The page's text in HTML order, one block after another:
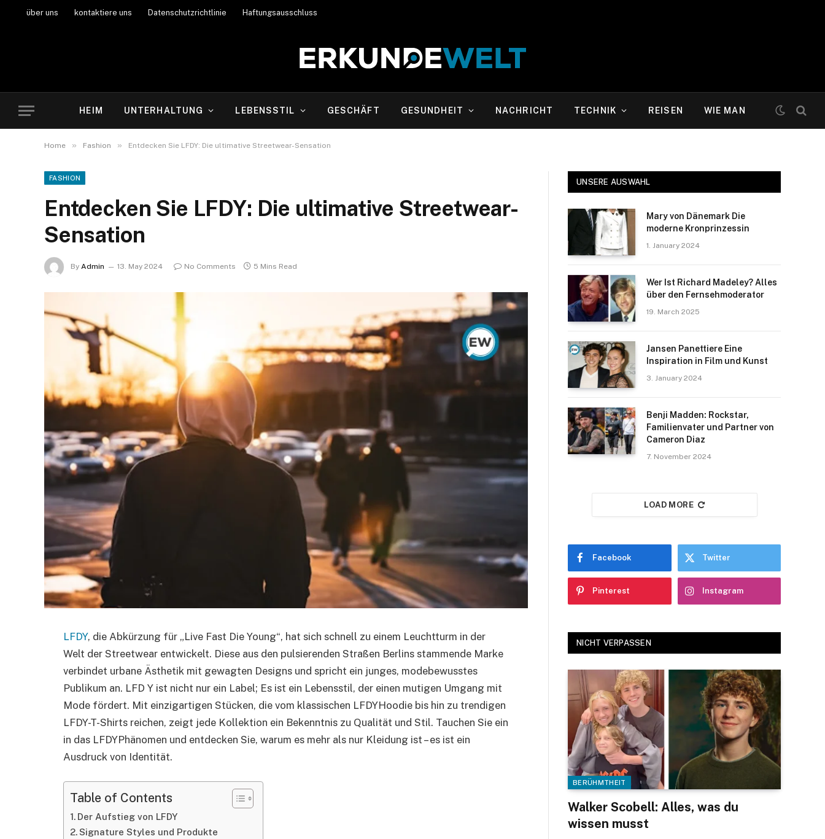
über uns kontaktiere uns Datenschutzrichtlinie Haftungsausschluss
HEIM UNTERHALTUNG LEBENSSTIL GESCHÄFT GESUNDHEIT NACHRICHT TECHNIK REISEN WIE MAN
Home » Fashion » Entdecken Sie LFDY: Die ultimative Streetwear-Sensation
FASHION
Entdecken Sie LFDY: Die ultimative Streetwear-
Sensation
By Admin 13. May 2024 No Comments 5 Mins Read
LFDY, die Abkürzung für „Live Fast Die Young“, hat sich schnell zu einem Leuchtturm in der
Welt der Streetwear entwickelt. Diese aus den pulsierenden Straßen Berlins stammende Marke
verbindet urbane Ästhetik mit gewagten Designs und spricht ein junges, modebewusstes
Publikum an. LFD Y ist nicht nur ein Label; Es ist ein Lebensstil, der einen mutigen Umgang mit
Mode fördert. Mit einzigartigen Stücken, die vom klassischen LFDYHoodie bis hin zu trendigen
LFDY-T-Shirts reichen, zeigt jede Kollektion ein Bekenntnis zu Qualität und Stil. Tauchen Sie ein
in das LFDYPhänomen und entdecken Sie, warum es mehr als nur Kleidung ist – es ist ein
Ausdruck von Identität.
Table of Contents
Der Aufstieg von LFDY
Signature Styles und Produkte
UNSERE AUSWAHL
Mary von Dänemark Die
moderne Kronprinzessin
1. January 2024
Wer Ist Richard Madeley? Alles
über den Fernsehmoderator
19. March 2025
Jansen Panettiere Eine
Inspiration in Film und Kunst
3. January 2024
Benji Madden: Rockstar,
Familienvater und Partner von
Cameron Diaz
7. November 2024
LOAD MORE
Facebook Twitter
Pinterest Instagram
NICHT VERPASSEN
BERÜHMTHEIT
Walker Scobell: Alles, was du
wissen musst